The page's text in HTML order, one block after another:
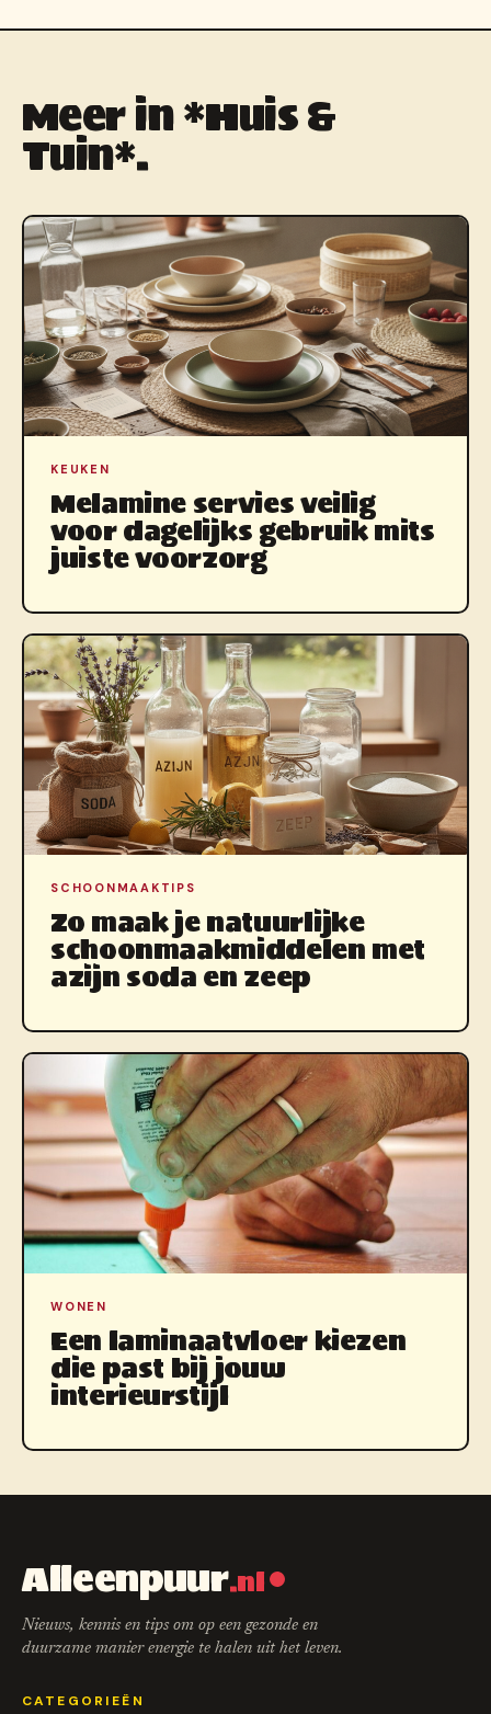
Meer in *Huis &
Tuin*.
KEUKEN
Melamine servies veilig
voor dagelijks gebruik mits
juiste voorzorg
SCHOONMAAKTIPS
Zo maak je natuurlijke
schoonmaakmiddelen met
azijn soda en zeep
WONEN
Een laminaatvloer kiezen
die past bij jouw
interieurstijl
Alleenpuur.nl
Nieuws, kennis en tips om op een gezonde en
duurzame manier energie te halen uit het leven.
CATEGORIEËN